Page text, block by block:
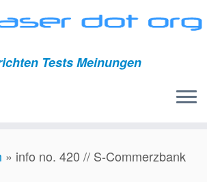
Tests Meinungen
» info no. 420 // S-Commerzbank